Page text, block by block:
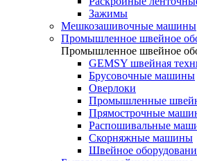
Зажимы
Мешкозашивочные машины
Промышленное швейное
Промышленное швейное
GEMSY швейная
Брусовочные машины
Оверлоки
Промышленные
Прямострочные
Распошивальные
Скорняжные машины
Швейное